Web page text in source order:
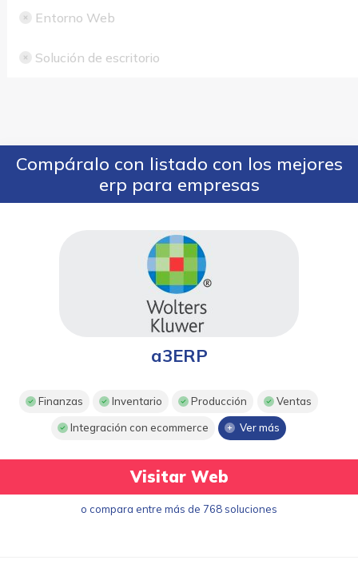
Entorno Web
Solución de escritorio
Compáralo con listado con los mejores
erp para empresas
a3ERP
Finanzas Inventario Producción Ventas
Integración con ecommerce Ver más
Visitar Web
o compara entre más de 768 soluciones